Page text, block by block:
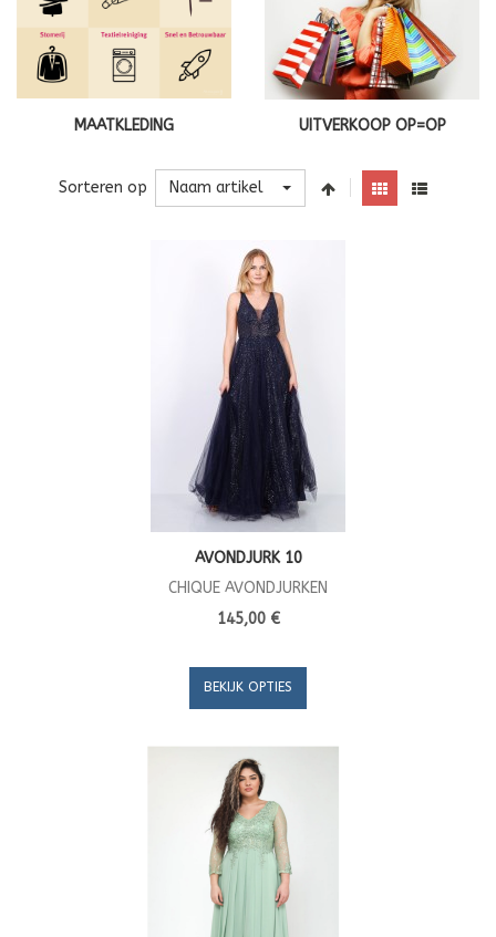
MAATKLEDING UITVERKOOP OP=OP
Sorteren op Naam artikel
AVONDJURK 10
CHIQUE AVONDJURKEN
145,00 €
BEKIJK OPTIES